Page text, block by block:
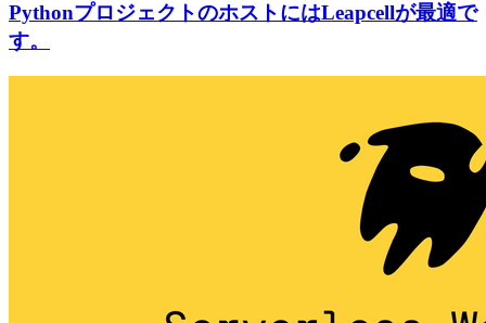
PythonプロジェクトのホストにはLeapcellが最適で
す。